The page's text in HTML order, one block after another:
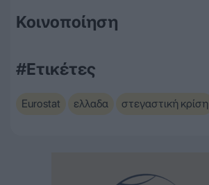
Κοινοποίηση
#Ετικέτες
Eurostat ελλαδα στεγαστική κρίση